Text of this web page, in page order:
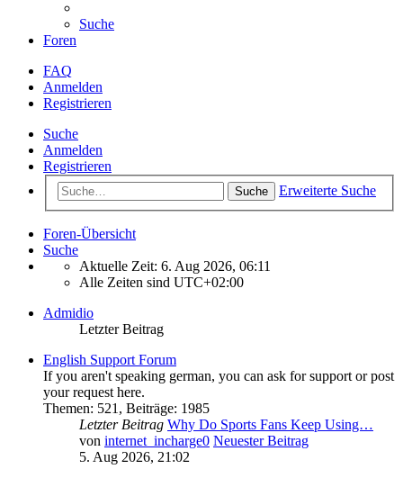
Suche
Foren
FAQ
Anmelden
Registrieren
Suche
Anmelden
Registrieren
Suche Erweiterte Suche
Foren-Übersicht
Suche
Aktuelle Zeit: 6. Aug 2026, 06:11
Alle Zeiten sind UTC+02:00
Admidio
Letzter Beitrag
English Support Forum
If you aren't speaking german, you can ask for support or post
your request here.
Themen: 521 , Beiträge: 1985
Letzter Beitrag Why Do Sports Fans Keep Using…
von internet_incharge0 Neuester Beitrag
5. Aug 2026, 21:02